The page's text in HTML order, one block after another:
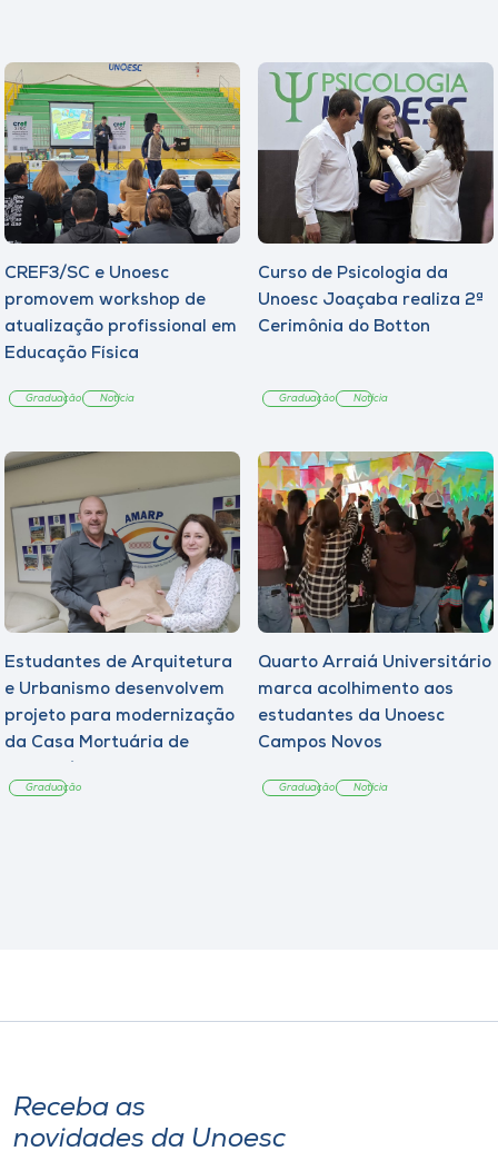
CREF3/SC e Unoesc
promovem workshop de
atualização profissional em
Educação Física
Graduação Notícia
Curso de Psicologia da
Unoesc Joaçaba realiza 2ª
Cerimônia do Botton
Graduação Notícia
Estudantes de Arquitetura
e Urbanismo desenvolvem
projeto para modernização
da Casa Mortuária de
Graduação
Quarto Arraiá Universitário
marca acolhimento aos
estudantes da Unoesc
Campos Novos
Graduação Notícia
Receba as
novidades da Unoesc